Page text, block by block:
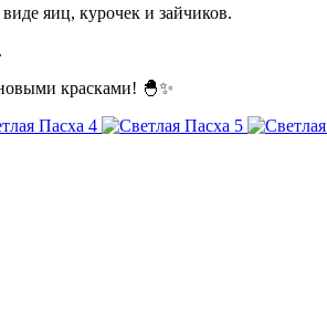
яиц, курочек и зайчиков.
красками! 🐣✨